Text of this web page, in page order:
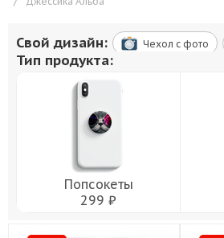
Свой дизайн: Чехол c фото
Тип продукта:
Попсокеты
299 ₽